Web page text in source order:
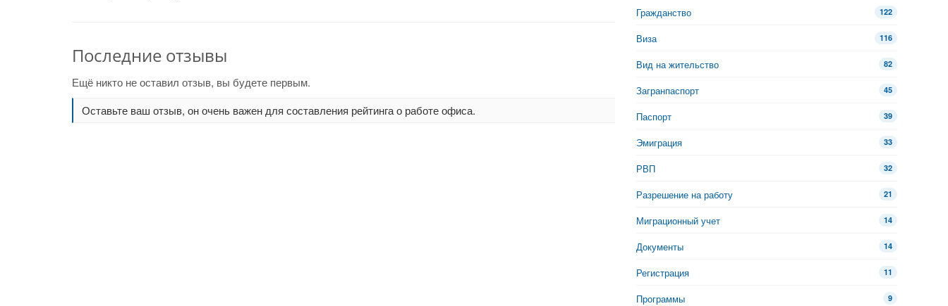
Последние отзывы
Ещё никто не оставил отзыв, вы будете первым.
Оставьте ваш отзыв, он очень важен для составления рейтинга о работе офиса.
Гражданство 122
Виза 116
Вид на жительство 82
Загранпаспорт 45
Паспорт 39
Эмиграция 33
РВП 32
Разрешение на работу 21
Миграционный учет 14
Документы 14
Регистрация 11
Программы 9